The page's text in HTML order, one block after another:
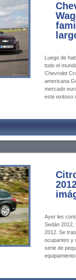
Luego de
todo el
Chevrolet
americana
mercado
este exitoso
Ayer les
Sedán 2012,
2012. Se
ocupantes y
serie de